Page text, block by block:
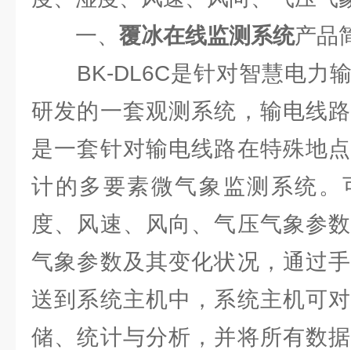
一、 覆冰在线监测系统产品
BK-DL6C是针对智慧电力输
研发的一套观测系统，输电线
是一套针对输电线路在特殊地
计的多要素微气象监测系统。
度、风速、风向、气压气象参
气象参数及其变化状况，通过
送到系统主机中，系统主机可
储、统计与分析，并将所有数